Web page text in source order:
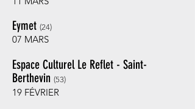
Eymet (24)
07 MARS
Espace Culturel Le Reflet - Saint-
Berthevin (53)
19 FÉVRIER